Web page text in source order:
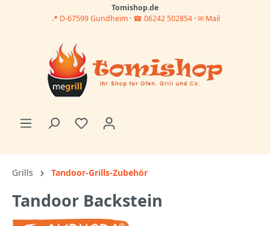
Tomishop.de
📍 D-67599 Gundheim · ☎ 06242 502854·✉ Mail
Grills Tandoor-Grills-Zubehör
Tandoor Backstein